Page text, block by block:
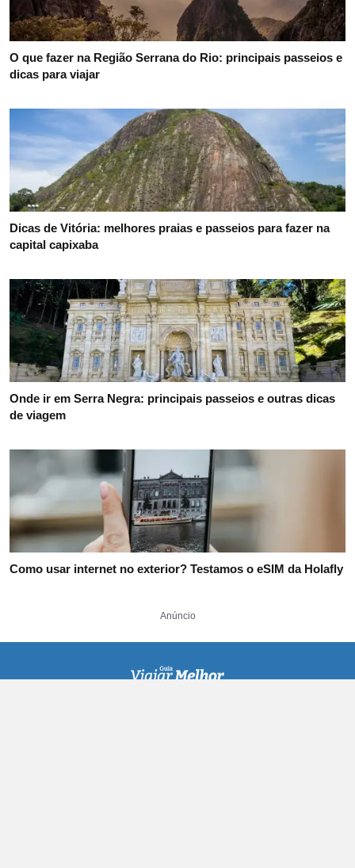
O que fazer na Região Serrana do Rio: principais passeios e
dicas para viajar
Dicas de Vitória: melhores praias e passeios para fazer na
capital capixaba
Onde ir em Serra Negra: principais passeios e outras dicas
de viagem
Como usar internet no exterior? Testamos o eSIM da Holafly
Anúncio